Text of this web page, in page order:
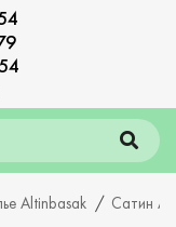
Altinbasak Сатин